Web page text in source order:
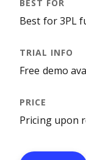
Best for 3PL
Free demo
Pricing upon